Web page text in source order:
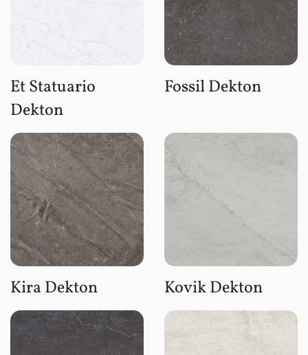
Et Statuario
Dekton
Fossil Dekton
Kira Dekton Kovik Dekton